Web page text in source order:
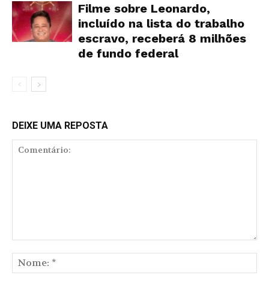
Filme sobre Leonardo,
incluído na lista do trabalho
escravo, receberá 8 milhões
de fundo federal
DEIXE UMA REPOSTA